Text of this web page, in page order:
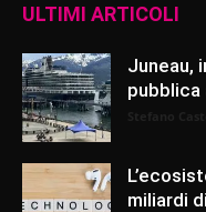
ULTIMI ARTICOLI
Juneau,
pubblica
miliardi